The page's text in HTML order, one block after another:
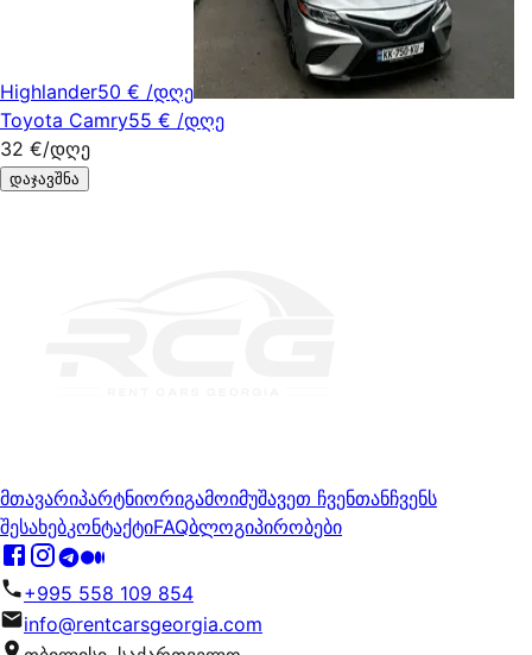
Highlander50 € /დღე
Toyota Camry55 € /დღე
32 €/დღე
დაჯავშნა
მთავარიპარტნიორიგამოიმუშავეთ ჩვენთანჩვენს
შესახებკონტაქტიFAQბლოგიპირობები
+995 558 109 854
info@rentcarsgeorgia.com